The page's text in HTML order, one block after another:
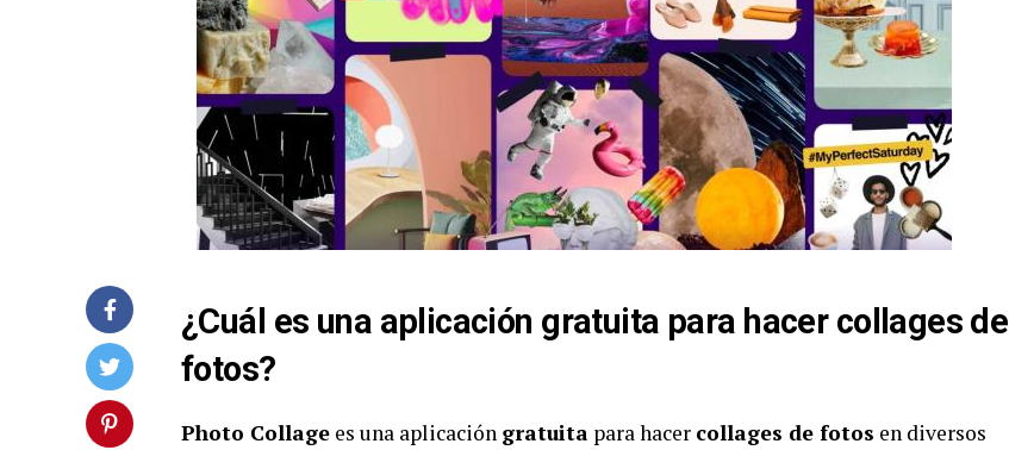
¿Cuál es una aplicación gratuita para hacer collages de
fotos?
Photo Collage es una aplicación gratuita para hacer collages de fotos en diversos